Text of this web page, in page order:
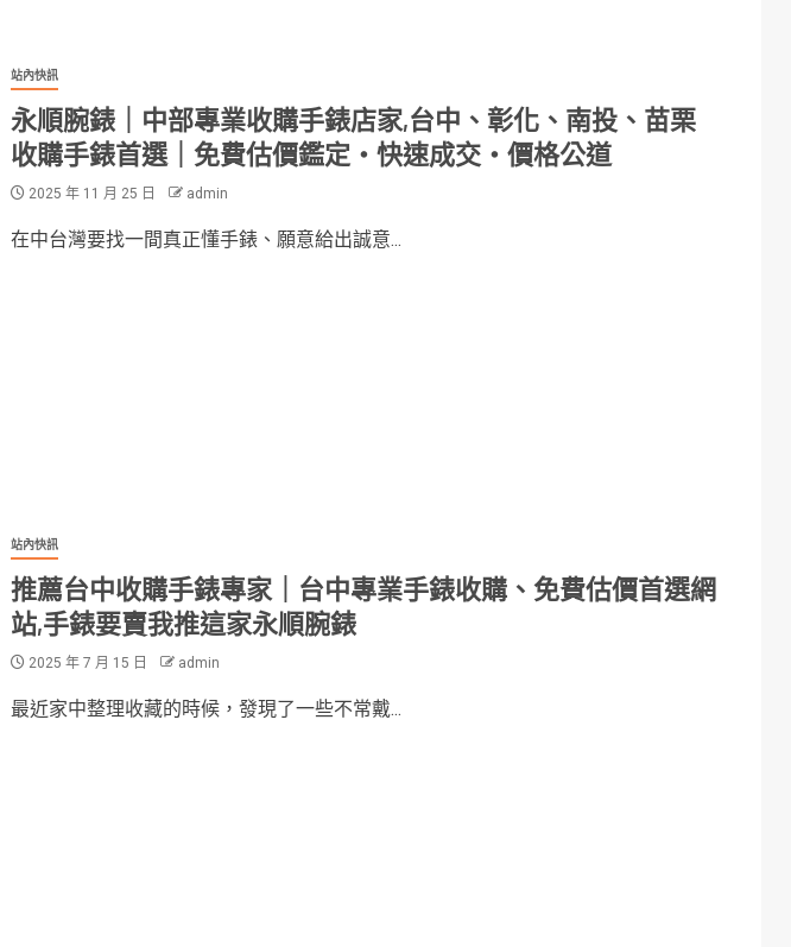
站內快訊
永順腕錶｜中部專業收購手錶店家,台中、彰化、南投、苗栗
收購手錶首選｜免費估價鑑定・快速成交・價格公道
2025 年 11 月 25 日 admin
在中台灣要找一間真正懂手錶、願意給出誠意...
站內快訊
推薦台中收購手錶專家｜台中專業手錶收購、免費估價首選網
站,手錶要賣我推這家永順腕錶
2025 年 7 月 15 日 admin
最近家中整理收藏的時候，發現了一些不常戴...